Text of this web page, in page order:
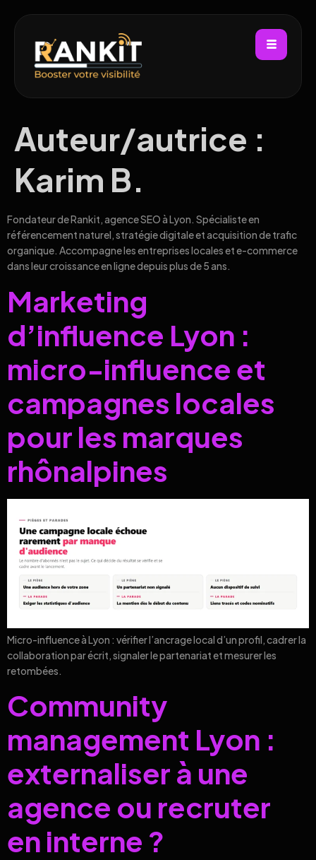
Auteur/autrice :
Karim B.
Fondateur de Rankit, agence SEO à Lyon. Spécialiste en
référencement naturel, stratégie digitale et acquisition de trafic
organique. Accompagne les entreprises locales et e-commerce
dans leur croissance en ligne depuis plus de 5 ans.
Marketing
d’influence Lyon :
micro-influence et
campagnes locales
pour les marques
rhônalpines
Micro-influence à Lyon : vérifier l’ancrage local d’un profil, cadrer la
collaboration par écrit, signaler le partenariat et mesurer les
retombées.
Community
management Lyon :
externaliser à une
agence ou recruter
en interne ?